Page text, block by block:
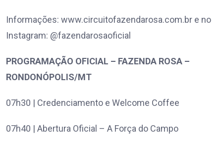
Informações: www.circuitofazendarosa.com.br e no
Instagram: @fazendarosaoficial
PROGRAMAÇÃO OFICIAL – FAZENDA ROSA –
RONDONÓPOLIS/MT
07h30 | Credenciamento e Welcome Coffee
07h40 | Abertura Oficial – A Força do Campo